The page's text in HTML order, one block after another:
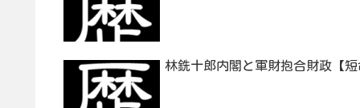
林銑十郎内閣と軍財抱合財政【